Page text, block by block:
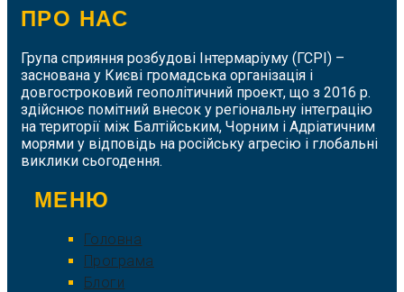
ПРО НАС
Група сприяння розбудові Інтермаріуму (ГСРІ) –
заснована у Києві громадська організація і
довгостроковий геополітичний проект, що з 2016 р.
здійснює помітний внесок у регіональну інтеграцію
на території між Балтійським, Чорним і Адріатичним
морями у відповідь на російську агресію і глобальні
виклики сьогодення.
МЕНЮ
Головна
Програма
Блоги